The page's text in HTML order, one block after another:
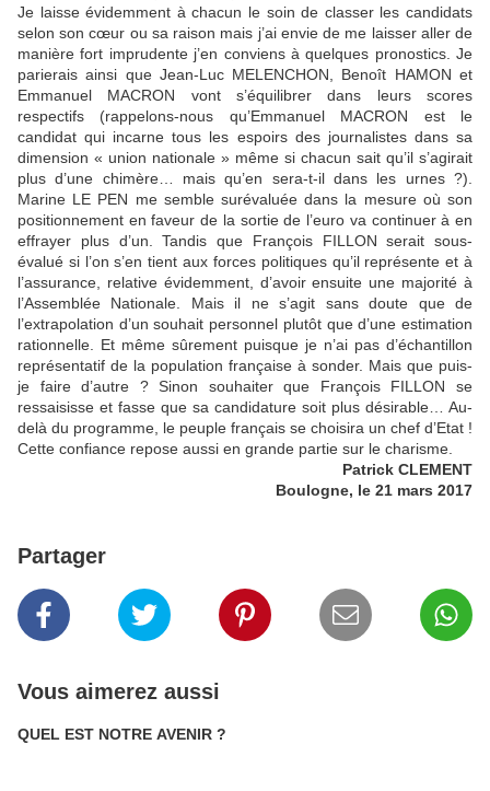
Je laisse évidemment à chacun le soin de classer les candidats
selon son cœur ou sa raison mais j’ai envie de me laisser aller de
manière fort imprudente j’en conviens à quelques pronostics. Je
parierais ainsi que Jean-Luc MELENCHON, Benoît HAMON et
Emmanuel MACRON vont s’équilibrer dans leurs scores
respectifs (rappelons-nous qu’Emmanuel MACRON est le
candidat qui incarne tous les espoirs des journalistes dans sa
dimension « union nationale » même si chacun sait qu’il s’agirait
plus d’une chimère… mais qu’en sera-t-il dans les urnes ?).
Marine LE PEN me semble surévaluée dans la mesure où son
positionnement en faveur de la sortie de l’euro va continuer à en
effrayer plus d’un. Tandis que François FILLON serait sous-
évalué si l’on s’en tient aux forces politiques qu’il représente et à
l’assurance, relative évidemment, d’avoir ensuite une majorité à
l’Assemblée Nationale. Mais il ne s’agit sans doute que de
l’extrapolation d’un souhait personnel plutôt que d’une estimation
rationnelle. Et même sûrement puisque je n’ai pas d’échantillon
représentatif de la population française à sonder. Mais que puis-
je faire d’autre ? Sinon souhaiter que François FILLON se
ressaisisse et fasse que sa candidature soit plus désirable… Au-
delà du programme, le peuple français se choisira un chef d’Etat !
Cette confiance repose aussi en grande partie sur le charisme.
Patrick CLEMENT
Boulogne, le 21 mars 2017
Partager
Vous aimerez aussi
QUEL EST NOTRE AVENIR ?